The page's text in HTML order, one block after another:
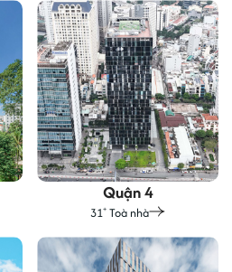
Quận 4
31+ Toà nhà